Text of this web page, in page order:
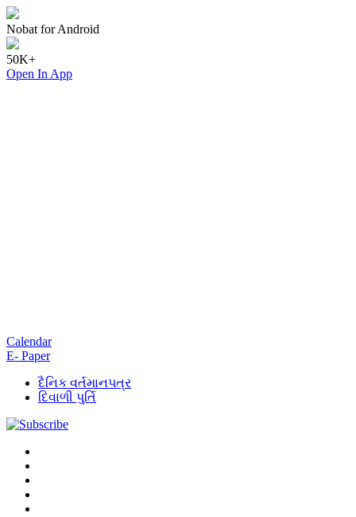
Nobat for Android
50K+
Open In App
Calendar
E- Paper
દૈનિક વર્તમાનપત્ર
દિવાળી પુર્તિ